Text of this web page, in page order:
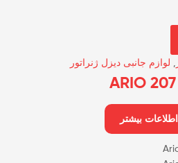
, لوازم جانبی دیزل ژنراتور
اطلاعات بیشتر